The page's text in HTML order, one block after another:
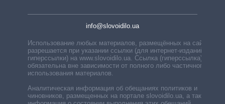
info@slovoidilo.ua
Использование любых материалов, размещённых на сайте,
разрешается при указании ссылки (для интернет-изданий —
гиперссылки) на www.slovoidilo.ua. Ссылка (гиперссылка)
обязательна вне зависимости от полного либо частичного
использования материалов.
Аналитическая информация об обещаниях политиков и
чиновников, размещенных на портале slovoidilo.ua, а также